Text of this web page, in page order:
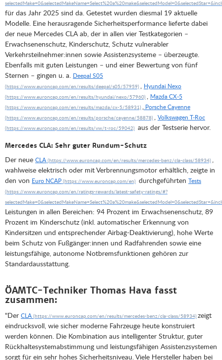
für das Jahr 2025 sind da. Getestet wurden diesmal 19 aktuelle
Modelle. Eine herausragende Sicherheitsperformance lieferte dabei
der neue Mercedes CLA ab, der in allen vier Testkategorien –
Erwachsenenschutz, Kinderschutz, Schutz vulnerabler
Verkehrsteilnehmer:innen sowie Assistenzsysteme – überzeugte.
Ebenfalls mit guten Leistungen – und einer Bewertung von fünf
Sternen – gingen u. a. Deepal S05
, Hyundai Nexo
, Mazda CX-5
, Porsche Cayenne
, Volkswagen T-Roc
aus der Testserie hervor.
Mercedes CLA: Sehr guter Rundum-Schutz
Der neue CLA
,
wahlweise elektrisch oder mit Verbrennungsmotor erhältlich, zeigte in
den von Euro NCAP durchgeführten Tests
Leistungen in allen Bereichen: 94 Prozent im Erwachsenenschutz, 89
Prozent im Kinderschutz (inkl. automatischer Erkennung von
Kindersitzen und entsprechender Airbag-Deaktivierung), hohe Werte
beim Schutz von Fußgänger:innen und Radfahrenden sowie eine
leistungsfähige, autonome Notbremsfunktionen gehören zur
Standardausstattung.
ÖAMTC-Techniker Thomas Hava fasst
zusammen:
"Der CLA
zeigt
eindrucksvoll, wie sicher moderne Fahrzeuge heute konstruiert
werden können. Die Kombination aus intelligenter Struktur, guter
Rückhaltesystemabstimmung und leistungsfähigen Assistenzsystemen
sorgt für ein sehr hohes Sicherheitsniveau. Viele Hersteller haben bei